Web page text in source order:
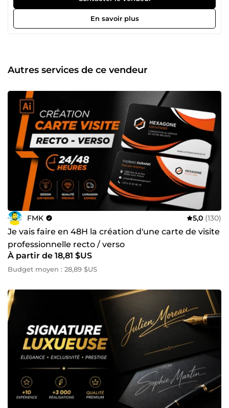
Youtube ✔️- Ebook, Catalogue, Magazine ✔️- Flyer, Dépliant
✔️- Caricature et Avatar ✔️- Montage vidéo ✔️- Visuel pour
boutique Shopify ➤ Mes services à la une : ✔️- Carte de
pas à me contacter pour plus d'infos ! Demande spéciale,
conseils ou renseignements.
En savoir plus
Autres services de ce vendeur
FMK 5,0 (130)
Je vais faire en 48H la création d'une carte de visite
professionnelle recto / verso
À partir de 18,81 $US
Budget moyen : 28,89 $US